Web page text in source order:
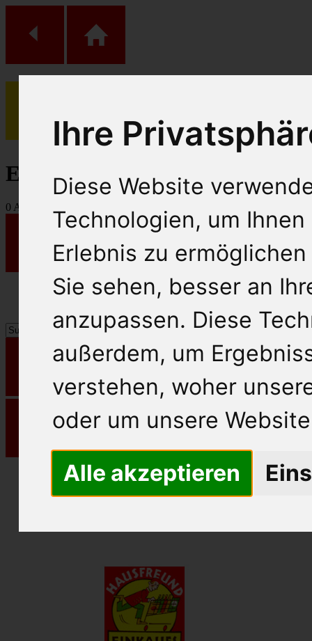
Ihre
Diese Website
Technologien, um
Erlebnis zu
Sie sehen, besser an
anzupassen. Diese
außerdem, um
verstehen, woher
oder um unsere
Alle akzeptieren
(0)
Einkaufs Wagen
0 Artikel